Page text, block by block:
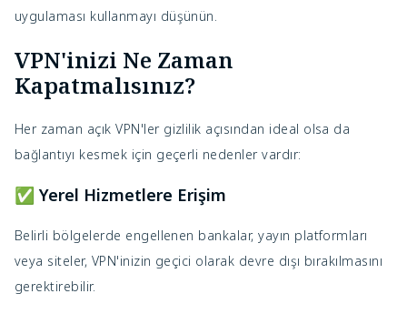
uygulaması kullanmayı düşünün.
VPN'inizi Ne Zaman
Kapatmalısınız?
Her zaman açık VPN'ler gizlilik açısından ideal olsa da
bağlantıyı kesmek için geçerli nedenler vardır:
✅ Yerel Hizmetlere Erişim
Belirli bölgelerde engellenen bankalar, yayın platformları
veya siteler, VPN'inizin geçici olarak devre dışı bırakılmasını
gerektirebilir.